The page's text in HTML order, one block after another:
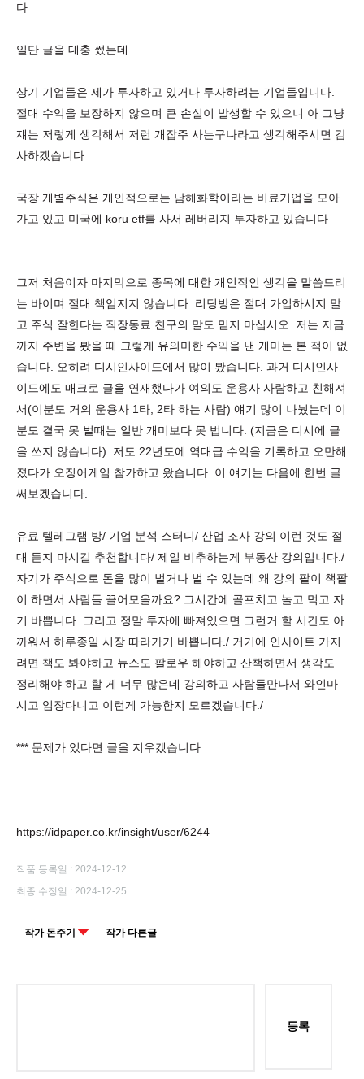
다
일단 글을 대충 썼는데
상기 기업들은 제가 투자하고 있거나 투자하려는 기업들입니다.
절대 수익을 보장하지 않으며 큰 손실이 발생할 수 있으니 아 그냥
쟤는 저렇게 생각해서 저런 개잡주 사는구나라고 생각해주시면 감
사하겠습니다.
국장 개별주식은 개인적으로는 남해화학이라는 비료기업을 모아
가고 있고 미국에 koru etf를 사서 레버리지 투자하고 있습니다
그저 처음이자 마지막으로 종목에 대한 개인적인 생각을 말씀드리
는 바이며 절대 책임지지 않습니다. 리딩방은 절대 가입하시지 말
고 주식 잘한다는 직장동료 친구의 말도 믿지 마십시오. 저는 지금
까지 주변을 봤을 때 그렇게 유의미한 수익을 낸 개미는 본 적이 없
습니다. 오히려 디시인사이드에서 많이 봤습니다. 과거 디시인사
이드에도 매크로 글을 연재했다가 여의도 운용사 사람하고 친해져
서(이분도 거의 운용사 1타, 2타 하는 사람) 얘기 많이 나눴는데 이
분도 결국 못 벌때는 일반 개미보다 못 법니다. (지금은 디시에 글
을 쓰지 않습니다). 저도 22년도에 역대급 수익을 기록하고 오만해
졌다가 오징어게임 참가하고 왔습니다. 이 얘기는 다음에 한번 글
써보겠습니다.
유료 텔레그램 방/ 기업 분석 스터디/ 산업 조사 강의 이런 것도 절
대 듣지 마시길 추천합니다/ 제일 비추하는게 부동산 강의입니다./
자기가 주식으로 돈을 많이 벌거나 벌 수 있는데 왜 강의 팔이 책팔
이 하면서 사람들 끌어모을까요? 그시간에 골프치고 놀고 먹고 자
기 바쁩니다. 그리고 정말 투자에 빠져있으면 그런거 할 시간도 아
까워서 하루종일 시장 따라가기 바쁩니다./ 거기에 인사이트 가지
려면 책도 봐야하고 뉴스도 팔로우 해야하고 산책하면서 생각도
정리해야 하고 할 게 너무 많은데 강의하고 사람들만나서 와인마
시고 임장다니고 이런게 가능한지 모르겠습니다./
*** 문제가 있다면 글을 지우겠습니다.
https://idpaper.co.kr/insight/user/6244
작품 등록일 : 2024-12-12
최종 수정일 : 2024-12-25
작가 돈주기 작가 다른글
등록